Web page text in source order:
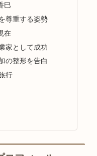
巳
尊重する姿勢
在
家として成功
の整形を告白
行